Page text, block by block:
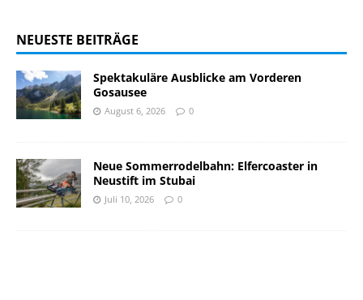
NEUESTE BEITRÄGE
Spektakuläre Ausblicke am Vorderen
Gosausee
August 6, 2026 0
Neue Sommerrodelbahn: Elfercoaster in
Neustift im Stubai
Juli 10, 2026 0